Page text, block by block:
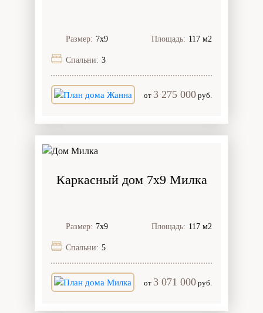
Размер: 7х9 Площадь: 117 м2
Спальни: 3
от 3 275 000 руб.
Каркасный дом 7х9 Милка
Размер: 7х9 Площадь: 117 м2
Спальни: 5
от 3 071 000 руб.